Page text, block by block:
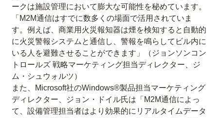
ークは施設管理において膨大な可能性を秘めています。
「M2M通信はすでに数多くの場面で活用されていま
す。例えば、商業用火災報知器は煙を検知すると自動的
に火災警報システムと通信し、警報を鳴らしてビル内に
いる人を避難させることができます」（ジョンソンコン
トロールズ 戦略マーケティング担当ディレクター、ジ
ム・シュウォルツ）
また、Microsoft社のWindows®製品担当マーケティング
ディレクター、ジョン・ドイル氏は「M2M通信によっ
て、設備管理担当者はより効果的にリアルタイムデータ